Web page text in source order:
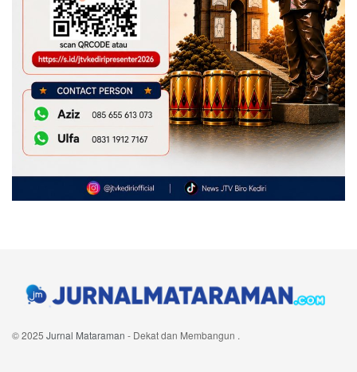
© 2025 Jurnal Mataraman - Dekat dan Membangun .